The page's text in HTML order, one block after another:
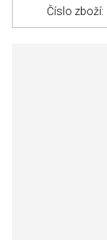
Číslo zboží: